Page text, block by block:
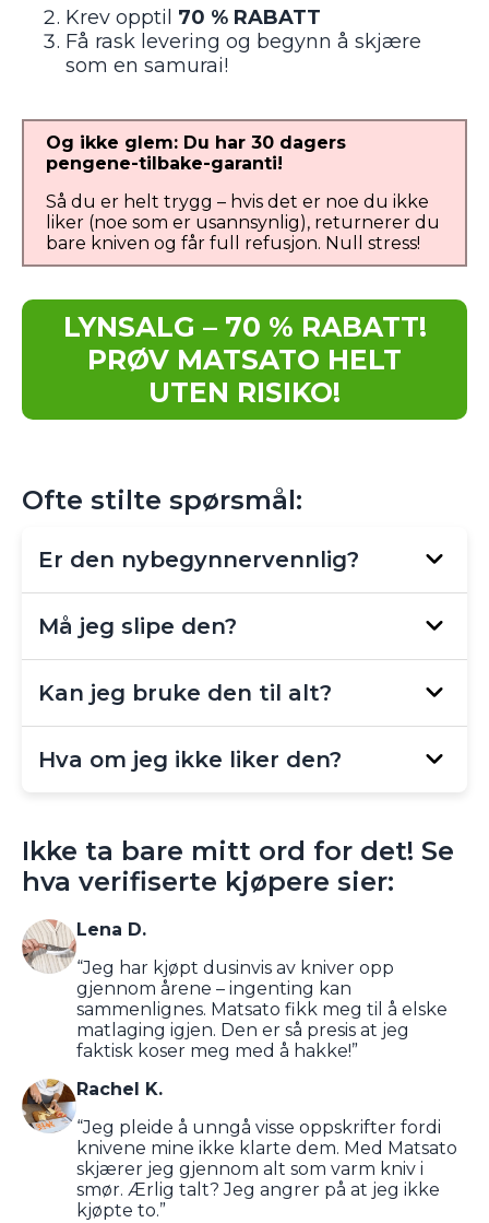
Krev opptil 70 % RABATT
Få rask levering og begynn å skjære
som en samurai!
Og ikke glem: Du har 30 dagers
pengene-tilbake-garanti!
Så du er helt trygg – hvis det er noe du ikke
liker (noe som er usannsynlig), returnerer du
bare kniven og får full refusjon. Null stress!
LYNSALG – 70 % RABATT!
PRØV MATSATO HELT
UTEN RISIKO!
Ofte stilte spørsmål:
Er den nybegynnervennlig?
Ja – total kontroll, null læringskurve. Bare
Må jeg slipe den?
Ikke på lenge. Iskald herding betyr at
Kan jeg bruke den til alt?
Absolutt. Kjøtt, grønnsaker, frukt, brød –
Hva om jeg ikke liker den?
refusjon! Null styr!
Ikke ta bare mitt ord for det! Se
hva verifiserte kjøpere sier:
Lena D.
“Jeg har kjøpt dusinvis av kniver opp
gjennom årene – ingenting kan
sammenlignes. Matsato fikk meg til å elske
matlaging igjen. Den er så presis at jeg
faktisk koser meg med å hakke!”
Rachel K.
“Jeg pleide å unngå visse oppskrifter fordi
knivene mine ikke klarte dem. Med Matsato
skjærer jeg gjennom alt som varm kniv i
smør. Ærlig talt? Jeg angrer på at jeg ikke
kjøpte to.”